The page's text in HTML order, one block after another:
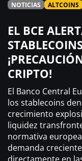
Guías
Trading
¿ Dónde
NOTICIAS ALTCOINS
EL BCE
CRIPTO!
El Banco Central
los stablecoins
crecimiento
liquidez
normativa
demanda